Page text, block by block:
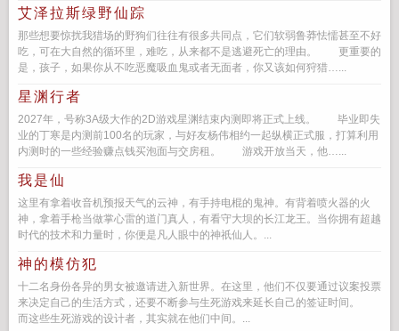
艾泽拉斯绿野仙踪
那些想要惊扰我猎场的野狗们往往有很多共同点，它们软弱鲁莽怯懦甚至不好
吃，可在大自然的循环里，难吃，从来都不是逃避死亡的理由。 更重要的
是，孩子，如果你从不吃恶魔吸血鬼或者无面者，你又该如何狩猎…...
星渊行者
2027年，号称3A级大作的2D游戏星渊结束内测即将正式上线。 毕业即失
业的丁寒是内测前100名的玩家，与好友杨伟相约一起纵横正式服，打算利用
内测时的一些经验赚点钱买泡面与交房租。 游戏开放当天，他…...
我是仙
这里有拿着收音机预报天气的云神，有手持电棍的鬼神。有背着喷火器的火
神，拿着手枪当做掌心雷的道门真人，有看守大坝的长江龙王。当你拥有超越
时代的技术和力量时，你便是凡人眼中的神祇仙人。...
神的模仿犯
十二名身份各异的男女被邀请进入新世界。在这里，他们不仅要通过议案投票
来决定自己的生活方式，还要不断参与生死游戏来延长自己的签证时间。
而这些生死游戏的设计者，其实就在他们中间。...